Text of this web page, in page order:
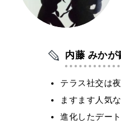
内藤 みかが
テラス社交は
ますます人気
進化したデー